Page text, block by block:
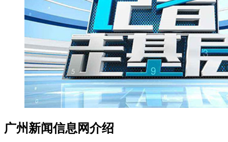
广州新闻信息网介绍